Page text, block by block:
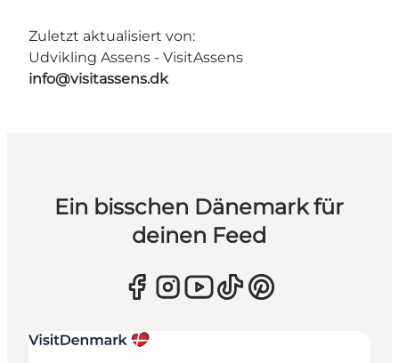
Zuletzt aktualisiert von:
Udvikling Assens - VisitAssens
info@visitassens.dk
Ein bisschen Dänemark für
deinen Feed